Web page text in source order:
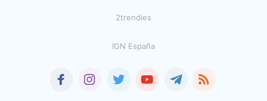
2trendies
IGN España